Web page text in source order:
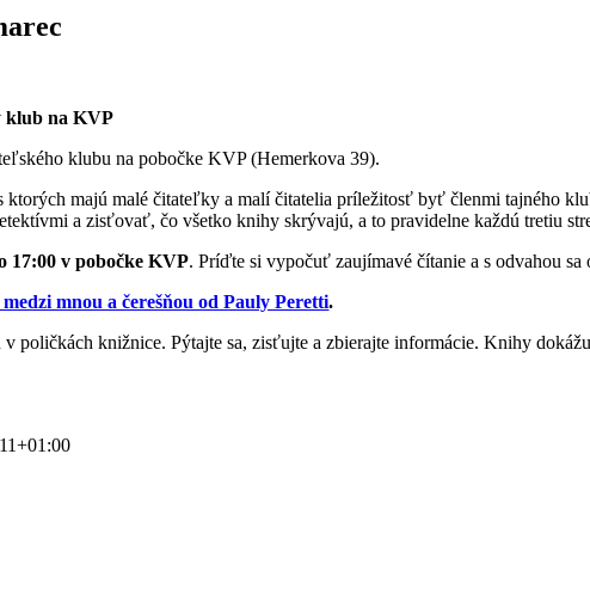
klub na KVP
klubu na pobočke KVP (Hemerkova 39).
ktorých majú malé čitateľky a malí čitatelia príležitosť byť členmi tajného
a zisťovať, čo všetko knihy skrývajú, a to pravidelne každú tretiu
17:00 v pobočke KVP. Príďte si vypočuť zaujímavé čítanie a s odvahou
mnou a čerešňou od Pauly Peretti.
v poličkách knižnice. Pýtajte sa, zisťujte a zbierajte informácie. Knihy